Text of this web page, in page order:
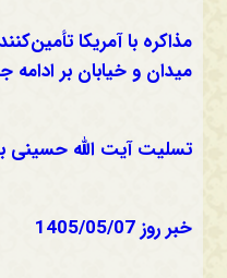
مذاکره با آمریکا
میدان و خیابان بر ادامه
تسلیت آیت الله حسینی
خبر روز 1405/05/07